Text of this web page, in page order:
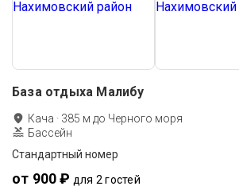
База отдыха Малибу
Кача · 385 м до Черного моря
Бассейн
Стандартный номер
от 900 ₽ для 2 гостей